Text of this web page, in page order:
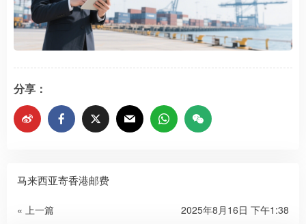
分享：
马来西亚寄香港邮费
« 上一篇 2025年8月16日 下午1:38